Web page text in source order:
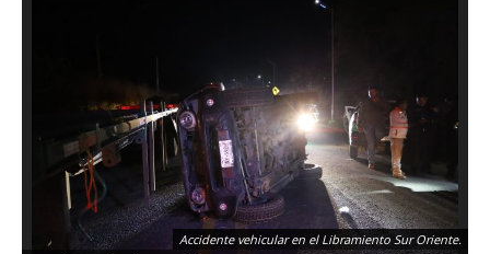
Accidente vehicular en el Libramiento Sur Oriente.